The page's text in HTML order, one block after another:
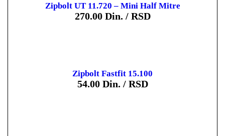
Zipbolt UT 11.720 – Mini Half Mitre
270.00 Din. / RSD
Zipbolt Fastfit 15.100
54.00 Din. / RSD